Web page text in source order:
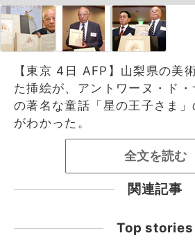
【東京 4日 AFP】山梨県の美
た挿絵が、アントワーヌ・ド・
の著名な童話「星の王子さま
がわかった。
全文を読む
関連記事
Top stories